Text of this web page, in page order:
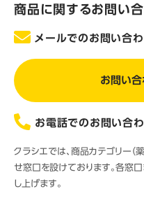
商品に関するお問い
メールでのお問い合
お問い合
お電話でのお問い合
クラシエでは、商品カテゴリー（
せ窓口を設けております。各窓
し上げます。